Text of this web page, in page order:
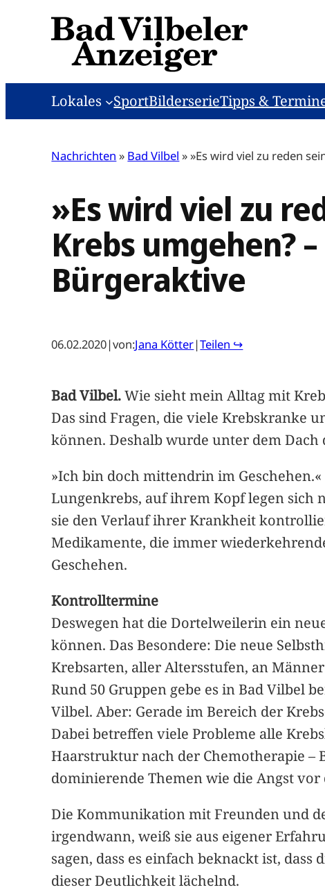
Lokales SportBilderserieTipps &
Nachrichten » Bad Vilbel »»Es wird viel zu reden
»Es wird viel zu
Krebs umgehen?
Bürgeraktive
06.02.2020|von:Jana Kötter|Teilen ↪
Bad Vilbel.Wie sieht mein Alltag mit
Das sind Fragen, die viele Krebskranke
können. Deshalb wurde unter dem
»Ich bin doch mittendrin im
Lungenkrebs, auf ihrem Kopf legen sich
sie den Verlauf ihrer Krankheit
Medikamente, die immer
Geschehen.
Kontrolltermine
Deswegen hat die Dortelweilerin ein
können. Das Besondere: Die neue
Krebsarten, aller Altersstufen, an
Rund 50 Gruppen gebe es in Bad Vilbel
Vilbel. Aber: Gerade im Bereich der
Dabei betreffen viele Probleme alle
Haarstruktur nach der Chemotherapie –
dominierende Themen wie die Angst
Die Kommunikation mit Freunden und
irgendwann, weiß sie aus eigener
sagen, dass es einfach beknackt ist,
dieser Deutlichkeit lächelnd.